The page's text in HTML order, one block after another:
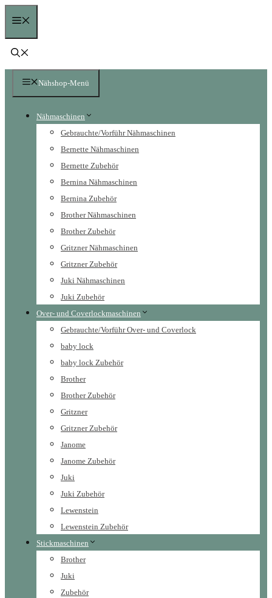
springen
Nähshop-Menü
Nähmaschinen
Gebrauchte/Vorführ Nähmaschinen
Bernette Nähmaschinen
Bernette Zubehör
Bernina Nähmaschinen
Bernina Zubehör
Brother Nähmaschinen
Brother Zubehör
Gritzner Nähmaschinen
Gritzner Zubehör
Juki Nähmaschinen
Juki Zubehör
Over- und Coverlockmaschinen
Gebrauchte/Vorführ Over- und Coverlock
baby lock
baby lock Zubehör
Brother
Brother Zubehör
Gritzner
Gritzner Zubehör
Janome
Janome Zubehör
Juki
Juki Zubehör
Lewenstein
Lewenstein Zubehör
Stickmaschinen
Brother
Juki
Zubehör